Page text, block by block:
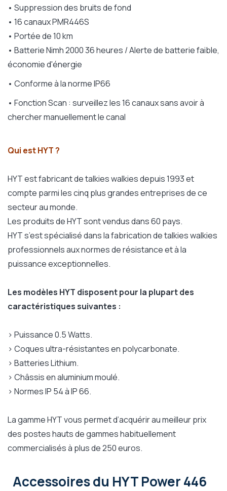
• Suppression des bruits de fond
• 16 canaux PMR446S
• Portée de 10 km
• Batterie Nimh 2000 36 heures / Alerte de batterie faible,
économie d'énergie
• Conforme à la norme IP66
• Fonction Scan : surveillez les 16 canaux sans avoir à
chercher manuellement le canal
Qui est HYT ?
HYT est fabricant de talkies walkies depuis 1993 et
compte parmi les cinq plus grandes entreprises de ce
secteur au monde.
Les produits de HYT sont vendus dans 60 pays.
HYT s’est spécialisé dans la fabrication de talkies walkies
professionnels aux normes de résistance et à la
puissance exceptionnelles.
Les modèles HYT disposent pour la plupart des
caractéristiques suivantes :
> Puissance 0.5 Watts.
> Coques ultra-résistantes en polycarbonate.
> Batteries Lithium.
> Châssis en aluminium moulé.
> Normes IP 54 à IP 66.
La gamme HYT vous permet d’acquérir au meilleur prix
des postes hauts de gammes habituellement
commercialisés à plus de 250 euros.
Accessoiresdu HYT Power 446